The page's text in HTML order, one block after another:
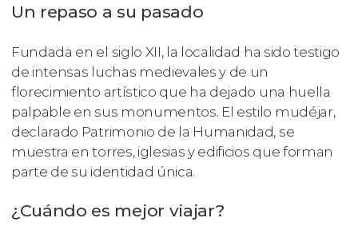
Un repaso a su pasado
Fundada en el siglo XII, la localidad ha sido testigo
de intensas luchas medievales y de un
florecimiento artístico que ha dejado una huella
palpable en sus monumentos. El estilo mudéjar,
declarado Patrimonio de la Humanidad, se
muestra en torres, iglesias y edificios que forman
parte de su identidad única.
¿Cuándo es mejor viajar?